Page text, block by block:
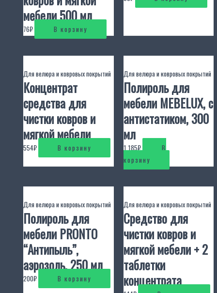
мебели 500 мл
76₽ В корзину
Для велюра и ковровых покрытий
Концентрат
средства для
чистки ковров и
мягкой мебели
554₽ В корзину
Для велюра и ковровых покрытий
Полироль для
мебели MEBELUX, с
антистатиком, 300
мл
1 185₽
В
корзину
Для велюра и ковровых покрытий
Полироль для
мебели PRONTO
“Антипыль”,
аэрозоль, 250 мл
200₽ В корзину
Для велюра и ковровых покрытий
Средство для
чистки ковров и
мягкой мебели + 2
таблетки
концентрата